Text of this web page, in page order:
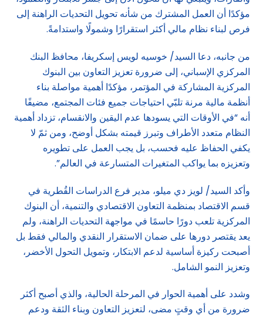
مؤكدًا أن العمل المشترك من شأنه تحويل التحديات الراهنة إلى
فرص لبناء نظام مالي أكثر استقرارًا وشمولًا واستدامةً.
من جانبه، دعا السيد/ خوسيه لويس إسكريفا، محافظ البنك
المركزي الإسباني، إلى ضرورة تعزيز التعاون بين البنوك
المركزية المشاركة في المؤتمر، مؤكدًا أهمية مواصلة بناء
أنظمة مالية مرنة تلبّي احتياجات جميع فئات المجتمع، مضيفًا
أنه “في الأوقات التي يسودها عدم اليقين والانقسام، تزداد أهمية
النظام متعدد الأطراف وتبرز قيمته بشكل أوضح، ومن ثمّ لا
يكفي الحفاظ عليه فحسب، بل يجب العمل على تطويره
وتعزيزه بما يواكب المتغيرات المتسارعة في العالم”.
وأكد السيد/ لويز دي ميلو، مدير فرع الدراسات القُطرية في
قسم الاقتصاد بمنظمة التعاون الاقتصادي والتنمية، أن البنوك
المركزية تلعب دورًا حاسمًا في مواجهة التحديات الراهنة، ولم
يعد يقتصر دورها على ضمان الاستقرار النقدي والمالي فقط بل
أصبحت ركيزة أساسية لدعم الابتكار، وتمويل التحول الأخضر،
وتعزيز النمو الشامل.
وشدد على أهمية الحوار في المرحلة الحالية، والذي أصبح أكثر
ضرورة من أي وقتٍ مضى، لتعزيز التعاون وبناء الثقة ودعم